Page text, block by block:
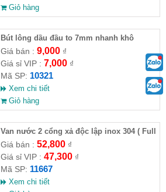
Giỏ hàng
Bút lông dầu đầu to 7mm nhanh khô
Giá bán : 9,000₫
Giá sỉ VIP : 7,000₫
Mã SP: 10321
Xem chi tiết
Giỏ hàng
Van nước 2 cổng xả độc lập inox 304 ( Full
VAT )
Giá bán : 52,800₫
Giá sỉ VIP : 47,300₫
Mã SP: 11667
Xem chi tiết